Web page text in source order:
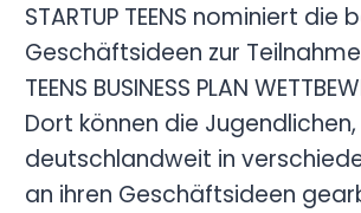
STARTUP TEENS nominiert die
Geschäftsideen zur Teilnahme
TEENS BUSINESS PLAN
Dort können die
deutschlandweit in
an ihren Geschäftsideen